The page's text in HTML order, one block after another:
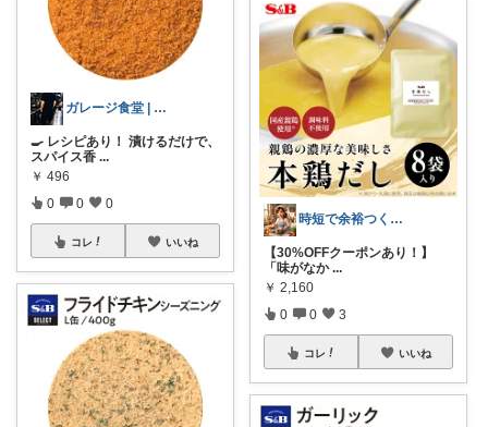
ガレージ食堂 | 開業準備中
🍳 レシピあり！ 漬けるだけで、
スパイス香 ...
￥ 496
0 0 0
コレ いいね
時短で余裕つくる主婦🍀キッチン
【30%OFFクーポンあり！】
「味がなか ...
￥ 2,160
0 0 3
コレ いいね